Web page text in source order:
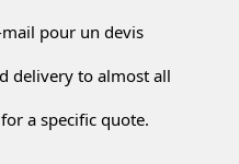
mail pour un devis
delivery to almost all
a specific quote.